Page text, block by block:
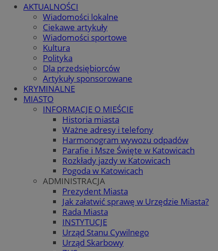
AKTUALNOŚCI
Wiadomości lokalne
Ciekawe artykuły
Wiadomości sportowe
Kultura
Polityka
Dla przedsiębiorców
Artykuły sponsorowane
KRYMINALNE
MIASTO
INFORMACJE O MIEŚCIE
Historia miasta
Ważne adresy i telefony
Harmonogram wywozu odpadów
Parafie i Msze Święte w Katowicach
Rozkłady jazdy w Katowicach
Pogoda w Katowicach
ADMINISTRACJA
Prezydent Miasta
Jak załatwić sprawę w Urzędzie Miasta?
Rada Miasta
INSTYTUCJE
Urząd Stanu Cywilnego
Urząd Skarbowy